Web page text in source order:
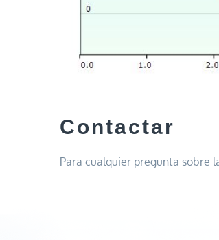
Contactar
Para cualquier pregunta sobre